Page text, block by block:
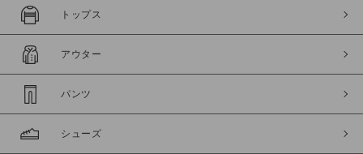
在庫
在庫あり
トップス
アウター
パンツ
シューズ